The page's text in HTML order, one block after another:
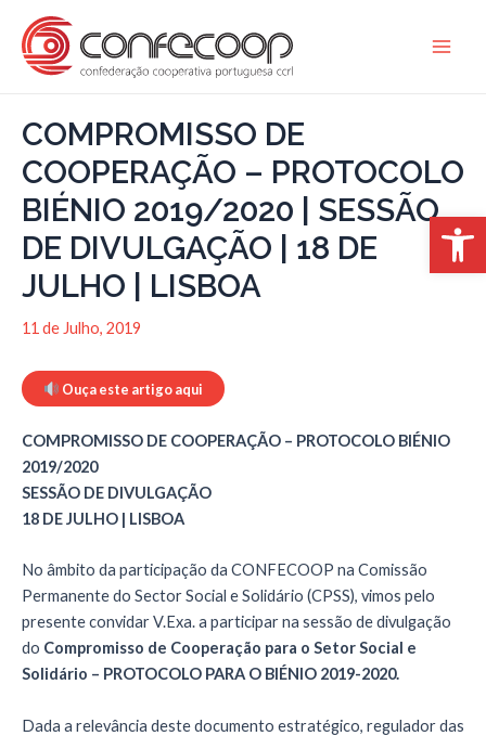
content
COMPROMISSO DE
COOPERAÇÃO – PROTOCOLO
BIÉNIO 2019/2020 | SESSÃO
DE DIVULGAÇÃO | 18 DE
JULHO | LISBOA
11 de Julho, 2019
Ouça este artigo aqui
COMPROMISSO DE COOPERAÇÃO – PROTOCOLO BIÉNIO
2019/2020
SESSÃO DE DIVULGAÇÃO
18 DE JULHO | LISBOA
No âmbito da participação da CONFECOOP na Comissão
Permanente do Sector Social e Solidário (CPSS), vimos pelo
presente convidar V.Exa. a participar na sessão de divulgação
do Compromisso de Cooperação para o Setor Social e
Solidário – PROTOCOLO PARA O BIÉNIO 2019-2020.
Dada a relevância deste documento estratégico, regulador das